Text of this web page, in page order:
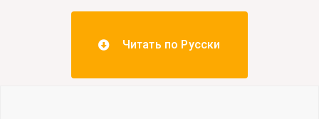
Читать по Русски